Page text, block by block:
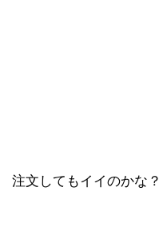
注文してもイイのかな？